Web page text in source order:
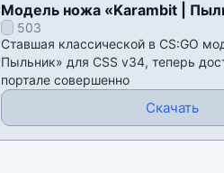
Модель ножа «Karambit |
v34503
Ставшая классической в CS:GO
Пыльник» для CSS v34, теперь
портале совершенно
Скачать